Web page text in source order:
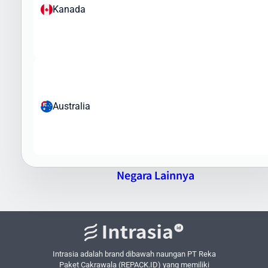
Tim Intrasia.id akan membantu Anda memahami regulasi
Salvador via Intrasia.id
internasional terkemuka
- Dari express hingga ekonomis
Tarif Kompetitif- Harga terbaik untuk setiap jenis layanan
Pelacakan Real-time- Pantau status paket Anda setiap saat
Asuransi Pengiriman- Perlindungan tambahan untuk barang
berharga
Kanada
Australia
Negara Lainnya
Intrasia adalah brand dibawah naungan PT Reka
Paket Cakrawala (REPACK.ID) yang memiliki